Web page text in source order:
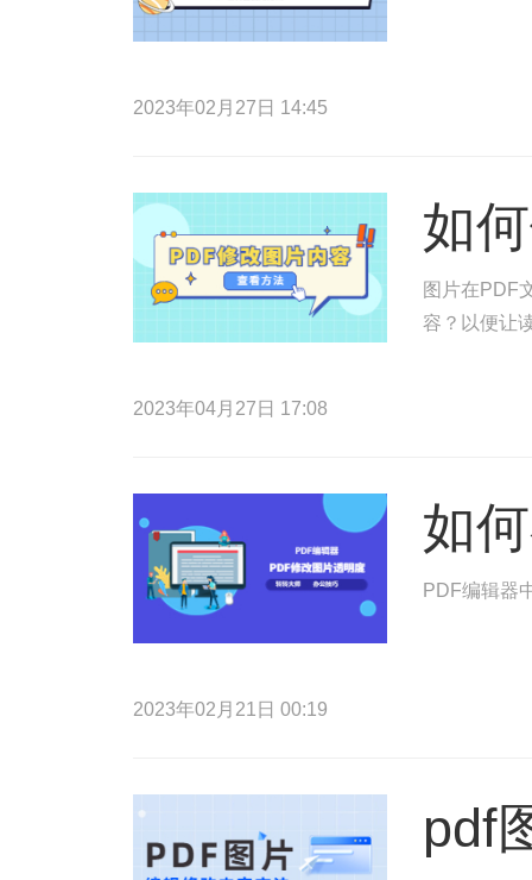
2023年02月27日 14:45
如
图片在PDF
容？以便让
2023年04月27日 17:08
如
PDF编辑器
2023年02月21日 00:19
pdf